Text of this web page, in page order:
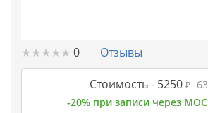
★★★★★
★★★★★ 0 Отзывы
Стоимость - 5250 ₽
-20% при записи через